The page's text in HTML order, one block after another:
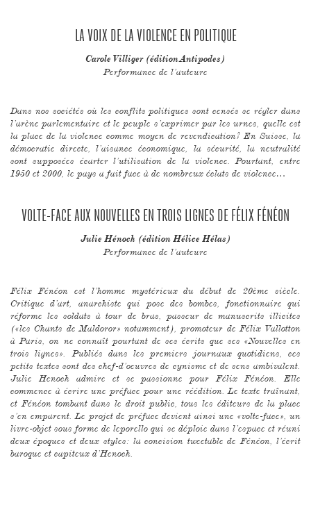
LA VOIX DE LA VIOLENCE EN POLITIQUE
Carole Villiger (édition Antipodes)
Performance de l’auteure
Dans nos sociétés où les conflits politiques sont censés se régler dans
l’arène parlementaire et le peuple s’exprimer par les urnes, quelle est
la place de la violence comme moyen de revendication? En Suisse, la
démocratie directe, l’aisance économique, la sécurité, la neutralité
sont supposées écarter l’utilisation de la violence. Pourtant, entre
1950 et 2000, le pays a fait face à de nombreux éclats de violence…
VOLTE-FACE AUX NOUVELLES EN TROIS LIGNES DE FÉLIX FÉNÉON
Julie Hénoch (édition Hélice Hélas)
Performance de l’auteure
Félix Fénéon est l’homme mystérieux du début de 20ème siècle.
Critique d’art, anarchiste qui pose des bombes, fonctionnaire qui
réforme les soldats à tour de bras, passeur de manuscrits illicites
(«les Chants de Maldoror» notamment), promoteur de Félix Vallotton
à Paris, on ne connaît pourtant de ses écrits que ses «Nouvelles en
trois lignes». Publiés dans les premiers journaux quotidiens, ces
petits textes sont des chef-d’oeuvres de cynisme et de sens ambivalent.
Julie Henoch admire et se passionne pour Félix Fénéon. Elle
commence à écrire une préface pour une réédition. Le texte traînant,
et Fénéon tombant dans le droit public, tous les éditeurs de la place
s’en emparent. Le projet de préface devient ainsi une «volte-face», un
livre-objet sous forme de leporello qui se déploie dans l’espace et réuni
deux époques et deux styles: la concision tweetable de Fénéon, l’écrit
baroque et capiteux d’Henoch.